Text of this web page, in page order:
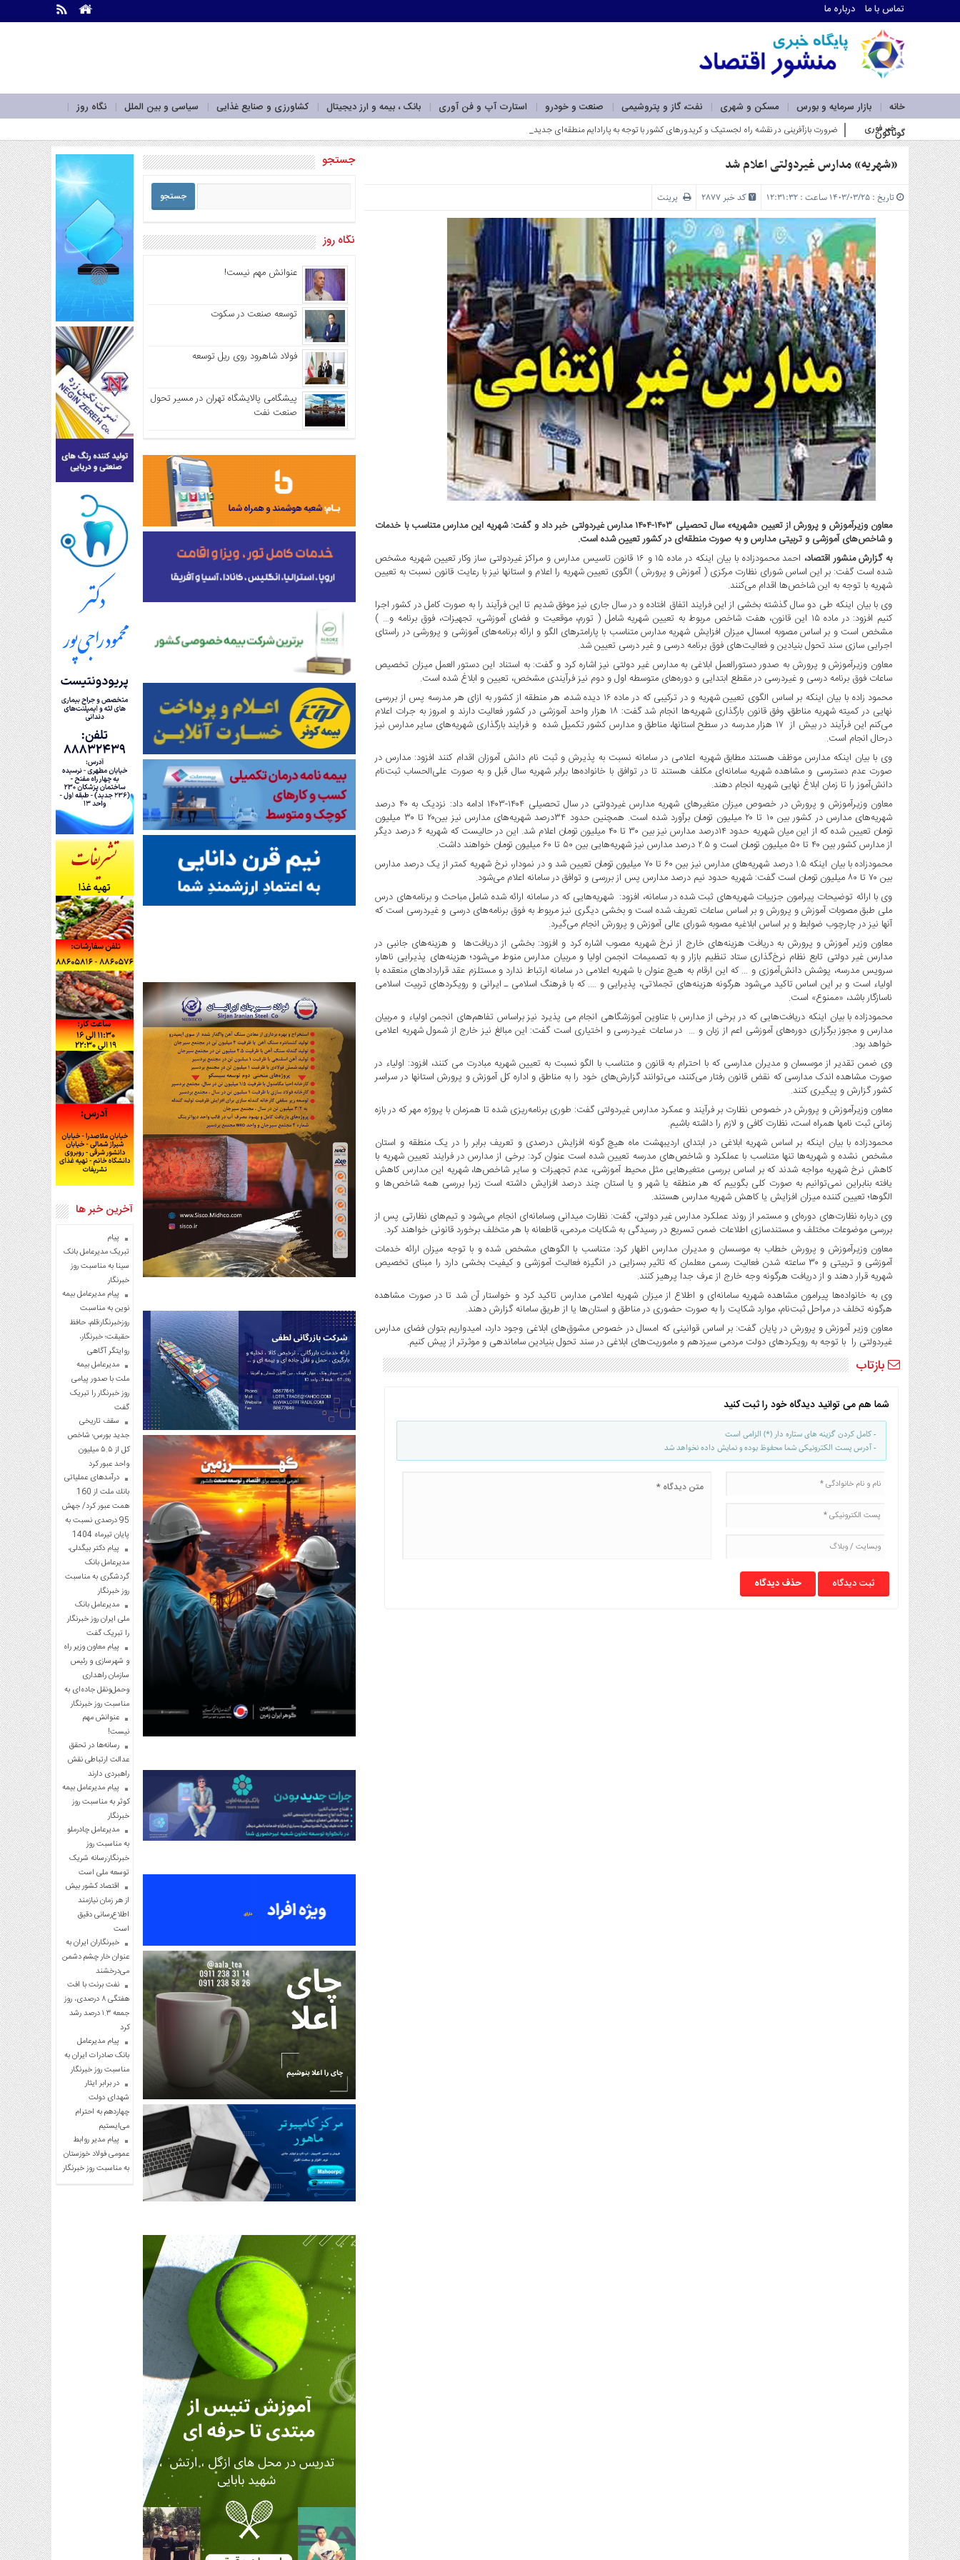
تماس با ما درباره ما
خانه بازار سرمایه و بورس مسکن و شهری نفت، گاز و پتروشیمی صنعت و خودرو استارت آپ و فن آوری بانک ، بیمه و ارز دیجیتال کشاورزی و صنایع غذایی سیاسی و بین الملل
نگاه روز
گوناگون
ما
درباره
سرویس
ها
خانه
بازار
سرمایه
و
بورس
مسکن
و
شهری
نفت،
گاز
و
پتروشیمی
صنعت
و
خودرو
استارت
آپ
و
فن
آوری
بانک
،
بیمه
و
ارز
دیجیتال
کشاورزی
و
صنایع
غذایی
سیاسی
و
بین
الملل
نگاه
روز
گوناگون
خبر فوری وزیر صمت بر گسترش _
«شهریه» مدارس غیردولتی اعلام شد
تاریخ : ۱۴۰۳/۰۳/۲۵ ساعت : ۱۲:۳۱:۳۲ کد خبر 2877 پرینت
معاون وزیرآموزش و پرورش از تعیین «شهریه» سال تحصیلی ۱۴۰۳-۱۴۰۴ مدارس غیردولتی خبر داد و گفت: شهریه این مدارس متناسب با خدمات
و شاخص‌های آموزشی و تربیتی مدارس و به صورت منطقه‌ای در کشور تعیین شده است.
به گزارش منشور اقتصاد،
احمد محمودزاده با بیان اینکه در ماده ۱۵ و ۱۶ قانون تاسیس مدارس و مراکز غیردولتی ساز وکار تعیین شهریه مشخص
شده است گفت: بر این اساس شورای نظارت مرکزی ( آموزش و پرورش ) الگوی تعیین شهریه را اعلام و استانها نیز با رعایت قانون نسبت به تعیین
شهریه با توجه به این شاخص‌ها اقدام می‌کنند.
وی با بیان اینکه طی دو سال گذشته بخشی از این فرایند اتفاق افتاده و در سال جاری نیز موفق شدیم تا این فرآیند را به صورت کامل در کشور اجرا
کنیم افزود: در ماده ۱۵ این قانون، هفت شاخص مربوط به تعیین شهریه شامل ( تورم، موقعیت و فضای آموزشی، تجهیزات، فوق برنامه و… )
مشخص است و بر اساس مصوبه امسال، میزان افزایش شهریه مدارس متناسب با پارامترهای الگو و ارائه برنامه‌های آموزشی و پرورشی در راستای
اجرایی سازی سند تحول بنیادین و فعالیت‌های فوق برنامه درسی و غیر درسی تعیین شد.
معاون وزیرآموزش و پرورش به صدور دستورالعمل ابلاغی به مدارس غیر دولتی نیز اشاره کرد و گفت: به استناد این دستور العمل میزان تخصیص
ساعات فوق برنامه درسی و غیردرسی در مقطع ابتدایی و دوره‌های متوسطه اول و دوم نیز فرآیندی مشخص، تعیین و ابلاغ شده است.
محمود زاده با بیان اینکه بر اساس الگوی تعیین شهریه و در ترکیبی که در ماده ۱۶ دیده شده، هر منطقه از کشور به ازای هر مدرسه پس از بررسی
نهایی در کمیته شهریه مناطق، وفق قانون بارگذاری شهریه‌ها انجام شد گفت: ۱۸ هزار واحد آموزشی در کشور فعالیت دارند و امروز به جرات اعلام
می‌کنم این فرآیند در بیش از ۱۷ هزار مدرسه در سطح استانها، مناطق و مدارس کشور تکمیل شده و فرایند بارگذاری شهریه‌های سایر مدارس نیز
درحال انجام است.
وی با بیان اینکه مدارس موظف هستند مطابق شهریه اعلامی در سامانه نسبت به پذیرش و ثبت نام دانش آموزان اقدام کنند افزود: مدارس در
صورت عدم دسترسی و مشاهده شهریه سامانه‌ای مکلف هستند تا در توافق با خانواده‌ها برابر شهریه سال قبل و به صورت علی‌الحساب ثبت‌نام
دانش‌آموز را تا زمان ابلاغ نهایی شهریه انجام دهند.
معاون وزیرآموزش و پرورش در خصوص میزان متغیرهای شهریه مدارس غیردولتی در سال تحصیلی ۱۴۰۴-۱۴۰۳ ادامه داد: نزدیک به ۴۰ درصد
شهریه‌های مدارس در کشور بین ۱۰ تا ۲۰ میلیون تومان برآورد شده است. همچنین حدود ۳۴درصد شهریه‌های مدارس نیز بین۲۰ تا ۳۰ میلیون
تومان تعیین شده که از این میان شهریه حدود ۱۴درصد مدارس نیز بین ۳۰ تا ۴۰ میلیون تومان اعلام شد. این در حالیست که شهریه ۶ درصد دیگر
از مدارس کشور بین ۴۰ تا ۵۰ میلیون تومان است و ۲.۵ درصد مدارس نیز شهریه‌هایی بین ۵۰ تا ۶۰ میلیون تومان خواهند داشت.
محمودزاده با بیان اینکه ۱.۵ درصد شهریه‌های مدارس نیز بین ۶۰ تا ۷۰ میلیون تومان تعیین شد و در نمودار، نرخ شهریه کمتر از یک درصد مدارس
بین ۷۰ تا ۸۰ میلیون تومان است گفت: شهریه حدود نیم درصد مدارس پس از بررسی و توافق در سامانه اعلام می‌شود.
وی با ارائه توضیحات پیرامون جزییات شهریه‌های ثبت شده در سامانه، افزود: شهریه‌هایی که در سامانه ارائه شده شامل مباحث و برنامه‌های درس
ملی طبق مصوبات آموزش و پرورش و بر اساس ساعات تعریف شده است و بخشی دیگری نیز مربوط به فوق برنامه‌های درسی و غیردرسی است که
آنها نیز در چارچوب ضوابط و بر اساس ابلاغیه مصوبه شورای عالی آموزش و پرورش انجام می‌گیرد.
معاون وزیر آموزش و پرورش به دریافت هزینه‌های خارج از نرخ شهریه مصوب اشاره کرد و افزود: بخشی از دریافت‌ها و هزینه‌های جانبی در
مدارس غیر دولتی تابع نظام نرخ‌گذاری ستاد تنظیم بازار و به تصمیمات انجمن اولیا و مربیان مدارس منوط می‌شود؛ هزینه‌های پذیرایی ناهار،
سرویس مدرسه، پوشش دانش‌آموزی و … که این ارقام به هیچ عنوان با شهریه اعلامی در سامانه ارتباط ندارد و مستلزم عقد قراردادهای منعقده با
اولیاء است و بر این اساس تاکید می‌شود هرگونه هزینه‌های تجملاتی، پذیرایی و …. که با فرهنگ اسلامی ـ ایرانی و رویکردهای تربیت اسلامی
ناسازگار باشد، «ممنوع» است.
محمودزاده با بیان اینکه دریافت‌هایی که در برخی از مدارس با عناوین آموزشگاهی انجام می پذیرد نیز براساس تفاهم‌های انجمن اولیاء و مربیان
مدارس و مجوز برگزاری دوره‌های آموزشی اعم از زبان و … در ساعات غیردرسی و اختیاری است گفت: این مبالغ نیز خارج از شمول شهریه اعلامی
خواهد بود.
وی ضمن تقدیر از موسسان و مدیران مدارسی که با احترام به قانون و متناسب با الگو نسبت به تعیین شهریه مبادرت می کنند، افزود: اولیاء در
صورت مشاهده اندک مدارسی که نقض قانون رفتار می‌کنند، می‌توانند گزارش‌های خود را به مناطق و اداره کل آموزش و پرورش استانها در سراسر
کشور گزارش و پیگیری کنند.
معاون وزیرآموزش و پرورش در خصوص نظارت بر فرآیند و عمکرد مدارس غیردولتی گفت: طوری برنامه‌ریزی شده تا همزمان با پروژه مهر که در بازه
زمانی ثبت نامها همراه است، نظارت کافی و لازم را داشته باشیم.
محمودزاده با بیان اینکه بر اساس شهریه ابلاغی در ابتدای اردیبهشت ماه هیچ گونه افزایش درصدی و تعریف برابر را در یک منطقه و استان
مشخص نشده و شهریه‌ها تنها متناسب با عملکرد و شاخص‌های مدرسه تعیین شده است عنوان کرد: برخی از مدارس در فرایند تعیین شهریه با
کاهش نرخ شهریه مواجه شدند که بر اساس بررسی متغیرهایی مثل محیط آموزشی، عدم تجهیزات و سایر شاخص‌ها، شهریه این مدارس کاهش
یافته بنابراین نمی‌توانیم به صورت کلی بگوییم که هر منطقه یا شهر و یا استان چند درصد افزایش داشته است زیرا بررسی همه شاخص‌ها و
الگوها؛ تعیین کننده میزان افزایش یا کاهش شهریه مدارس هستند.
وی درباره نظارت‌های دوره‌ای و مستمر از روند عملکرد مدارس غیر دولتی، گفت: نظارت میدانی وسامانه‌ای انجام می‌شود و تیم‌های نظارتی پس از
بررسی موضوعات مختلف و مستندسازی اطلاعات ضمن تسریع در رسیدگی به شکایات مردمی، قاطعانه با هر متخلف برخورد قانونی خواهند کرد.
معاون وزیرآموزش و پرورش خطاب به موسسان و مدیران مدارس اظهار کرد: متناسب با الگوهای مشخص شده و با توجه میزان ارائه خدمات
آموزشی و تربیتی و ۳۰ ساعته شدن فعالیت رسمی معلمان که تاثیر بسزایی در انگیزه فعالیت آموزشی و کیفیت بخشی دارد را مبنای تخصیص
شهریه قرار دهند و از دریافت هرگونه وجه خارج از عرف جدا پرهیز کنند.
وی به خانواده‌ها پیرامون مشاهده شهریه سامانه‌ای و اطلاع از میزان شهریه اعلامی مدارس تاکید کرد و خواستار آن شد تا در صورت مشاهده
هرگونه تخلف در مراحل ثبت‌نام، موارد شکایت را به صورت حضوری در مناطق و استان‌ها یا از طریق سامانه گزارش دهند.
معاون وزیر آموزش و پرورش در پایان گفت: بر اساس قوانینی که امسال در خصوص مشوق‌های ابلاغی وجود دارد، امیدواریم بتوان فضای مدارس
غیردولتی را با توجه به رویکردهای دولت مردمی سیزدهم و ماموریت‌های ابلاغی در سند تحول بنیادین ساماندهی و موثرتر از پیش کنیم.
بازتاب
شما هم می توانید دیدگاه خود را ثبت کنید
- کامل کردن گزینه های ستاره دار (*) الزامی است
- آدرس پست الکترونیکی شما محفوظ بوده و نمایش داده نخواهد شد
حذف دیدگاه
جستجو
نگاه روز
عنوانش مهم نیست!
توسعه صنعت در سکوت
فولاد شاهرود روی ریل توسعه
پیشگامی پالایشگاه تهران در مسیر تحول
صنعت نفت
آخرین خبر ها
پیام
تبریک مدیرعامل بانک
سینا به مناسبت روز
خبرنگار
پیام مدیرعامل بیمه
نوین به مناسبت
روزخبرنگار:قلم، حافظ
حقیقت؛ خبرنگار،
روایتگر آگاهی
مدیرعامل بیمه
ملت با صدور پیامی
روز خبرنگار را تبریک
گفت
سقف تاریخی
جدید بورس؛ شاخص
کل از ۵.۵ میلیون
واحد عبور کرد
درآمدهای عملیاتی
بانك ملت از 160
همت عبور كرد/ جهش
95 درصدی نسبت به
پایان تیرماه 1404
پیام دکتر بیگدلی،
مدیرعامل بانک
گردشگری به مناسبت
روز خبرنگار
مدیرعامل بانک
ملی ایران روز خبرنگار
را تبریک گفت
پیام معاون وزیر راه
و شهرسازی و رئیس
سازمان راهداری
وحمل‌ونقل جاده‌ای به
مناسبت روز خبرنگار
عنوانش مهم
نیست!
رسانه‌ها در تحقق
عدالت ارتباطی نقش
راهبردی دارند
پیام مدیرعامل بیمه
کوثر به مناسبت روز
خبرنگار
مدیرعامل چادرملو
به مناسبت روز
خبرنگار:رسانه شریک
توسعه ملی است
اقتصاد کشور بیش
از هر زمان نیازمند
اطلاع‌رسانی دقیق
است
خبرنگاران ایران به
عنوان خار چشم دشمن
می‌درخشند
نفت برنت با افت
هفتگی ۸ درصدی، روز
جمعه ۱.۳ درصد رشد
کرد
پیام مدیرعامل
بانک صادرات ایران به
مناسبت روز خبرنگار
در برابر ایثار
شهدای دولت
چهاردهم به احترام
می‌ایستیم
پیام مدیر روابط
عمومی فولاد خوزستان
به مناسبت روز خبرنگار